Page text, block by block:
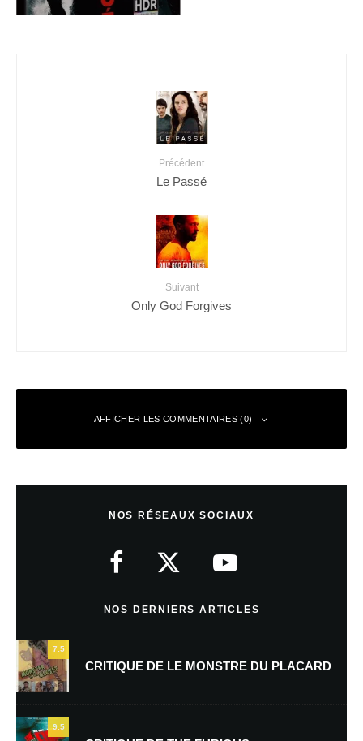
Précédent
Le Passé
Suivant
Only God Forgives
AFFICHER LES COMMENTAIRES (0)
NOS RÉSEAUX SOCIAUX
NOS DERNIERS ARTICLES
7.5
CRITIQUE DE LE MONSTRE DU PLACARD
9.5